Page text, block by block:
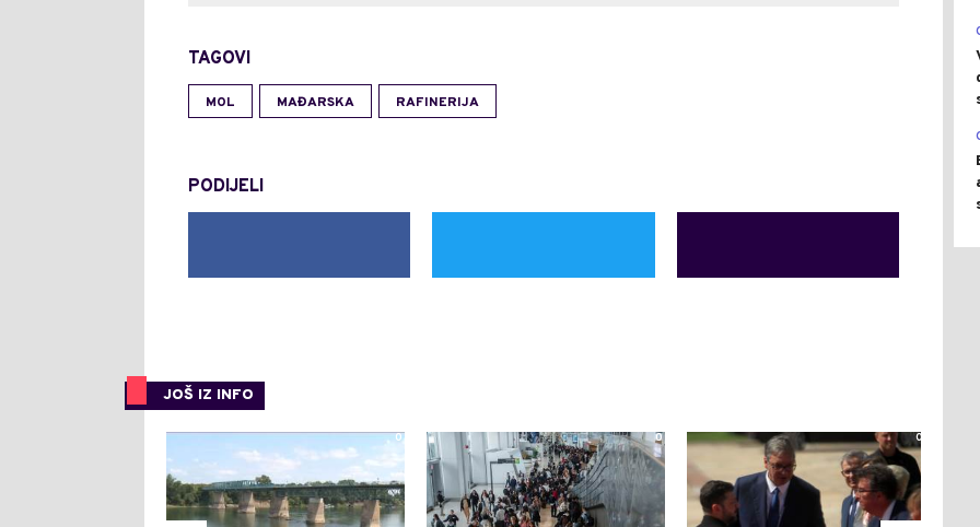
TAGOVI
MOL MAĐARSKA RAFINERIJA
PODIJELI
JOŠ IZ INFO
0 0 0